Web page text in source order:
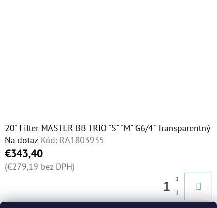
20" Filter MASTER BB TRIO "S" "M" G6/4" Transparentný
Na dotaz Kód: RA1803935
€343,40
(€279,19 bez DPH)